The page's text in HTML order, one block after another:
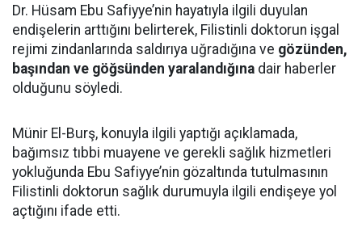
Dr. Hüsam Ebu Safiyye’nin hayatıyla ilgili duyulan
endişelerin arttığını belirterek, Filistinli doktorun işgal
rejimi zindanlarında saldırıya uğradığına ve gözünden,
başından ve göğsünden yaralandığına dair haberler
olduğunu söyledi.
Münir El-Burş, konuyla ilgili yaptığı açıklamada,
bağımsız tıbbi muayene ve gerekli sağlık hizmetleri
yokluğunda Ebu Safiyye’nin gözaltında tutulmasının
Filistinli doktorun sağlık durumuyla ilgili endişeye yol
açtığını ifade etti.